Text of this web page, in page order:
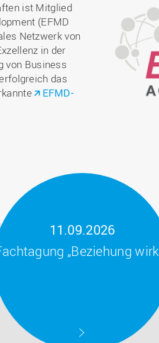
ist Mitglied
(EFMD
Netzwerk von
in der
von Business
das
EFMD-
11.09.2026
„Beziehung